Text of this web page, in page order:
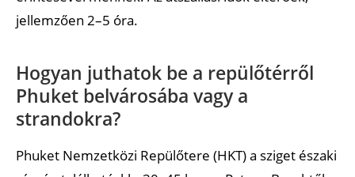
jellemzően 2–5 óra.
Hogyan juthatok be a repülőtérről
Phuket belvárosába vagy a
strandokra?
Phuket Nemzetközi Repülőtere (HKT) a sziget északi